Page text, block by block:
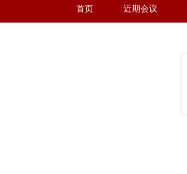
首页 近期会议